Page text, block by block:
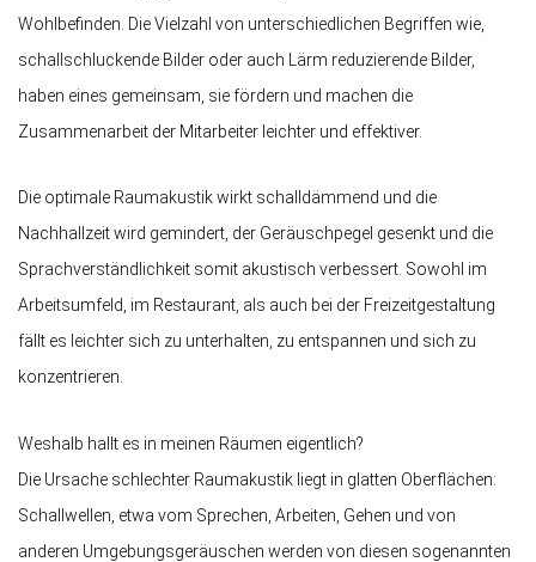
Wohlbefinden. Die Vielzahl von unterschiedlichen Begriffen wie,
schallschluckende Bilder oder auch Lärm reduzierende Bilder,
haben eines gemeinsam, sie fördern und machen die
Zusammenarbeit der Mitarbeiter leichter und effektiver.
Die optimale Raumakustik wirkt schalldämmend und die
Nachhallzeit wird gemindert, der Geräuschpegel gesenkt und die
Sprachverständlichkeit somit akustisch verbessert. Sowohl im
Arbeitsumfeld, im Restaurant, als auch bei der Freizeitgestaltung
fällt es leichter sich zu unterhalten, zu entspannen und sich zu
konzentrieren.
Weshalb hallt es in meinen Räumen eigentlich?
Die Ursache schlechter Raumakustik liegt in glatten Oberflächen:
Schallwellen, etwa vom Sprechen, Arbeiten, Gehen und von
anderen Umgebungsgeräuschen werden von diesen sogenannten